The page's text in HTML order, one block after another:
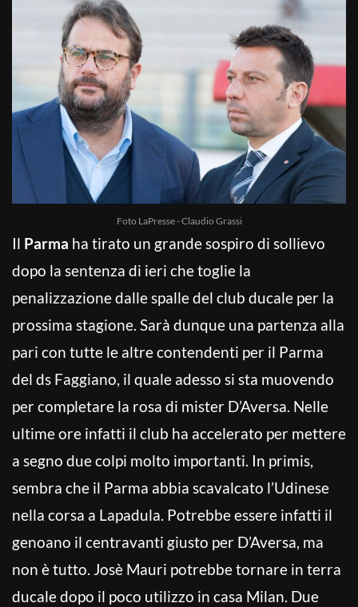
Foto LaPresse - Claudio Grassi
Il Parma ha tirato un grande sospiro di sollievo
dopo la sentenza di ieri che toglie la
penalizzazione dalle spalle del club ducale per la
prossima stagione. Sarà dunque una partenza alla
pari con tutte le altre contendenti per il Parma
del ds Faggiano, il quale adesso si sta muovendo
per completare la rosa di mister D’Aversa. Nelle
ultime ore infatti il club ha accelerato per mettere
a segno due colpi molto importanti. In primis,
sembra che il Parma abbia scavalcato l’Udinese
nella corsa a Lapadula. Potrebbe essere infatti il
genoano il centravanti giusto per D’Aversa, ma
non è tutto. Josè Mauri potrebbe tornare in terra
ducale dopo il poco utilizzo in casa Milan. Due